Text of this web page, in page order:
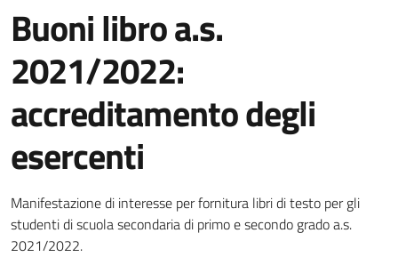
Buoni libro a.s.
2021/2022:
accreditamento degli
esercenti
Dettagli della notizia
Manifestazione di interesse per fornitura libri di testo per gli
studenti di scuola secondaria di primo e secondo grado a.s.
2021/2022.